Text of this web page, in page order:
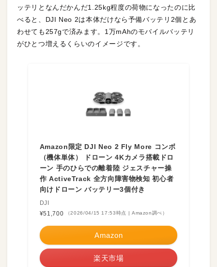
ッテリとなんだかんだ1.25kg程度の荷物になったのに比
べると、DJI Neo 2は本体だけなら予備バッテリ2個とあ
わせても257gで済みます。1万mAhのモバイルバッテリ
がひとつ増えるくらいのイメージです。
Amazon限定 DJI Neo 2 Fly More コンボ
（機体単体） ドローン 4Kカメラ搭載ドロ
ーン 手のひらでの離着陸 ジェスチャー操
作 ActiveTrack 全方向障害物検知 初心者
向けドローン バッテリー3個付き
DJI
¥51,700
（2026/04/15 17:53時点 | Amazon調べ）
Amazon
楽天市場